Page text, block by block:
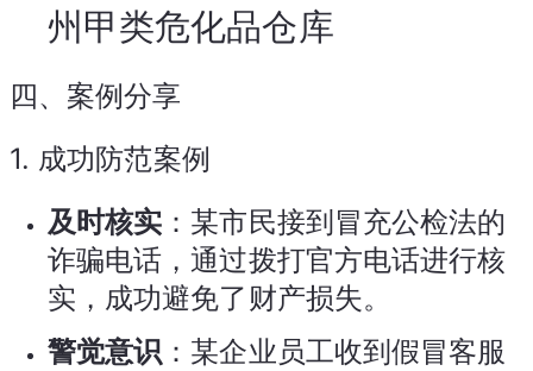
州甲类危化品仓库
四、案例分享
1. 成功防范案例
及时核实 ：某市民接到冒充公检法的
诈骗电话，通过拨打官方电话进行核
实，成功避免了财产损失。
警觉意识 ：某企业员工收到假冒客服